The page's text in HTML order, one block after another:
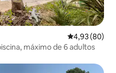
4,93 de uma
4,93 (80)
máximo de 6 adultos